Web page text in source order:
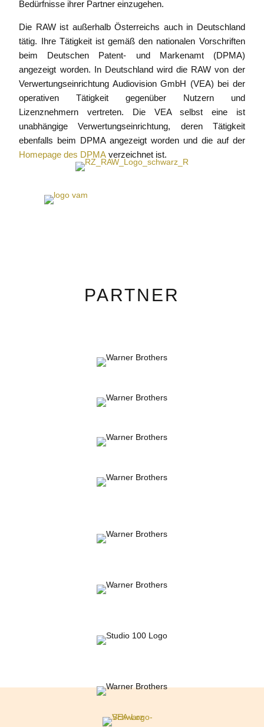
Bedürfnisse ihrer Partner einzugehen.
Die RAW ist außerhalb Österreichs auch in Deutschland
tätig. Ihre Tätigkeit ist gemäß den nationalen Vorschriften
beim Deutschen Patent- und Markenamt (DPMA)
angezeigt worden. In Deutschland wird die RAW von der
Verwertungseinrichtung Audiovision GmbH (VEA) bei der
operativen Tätigkeit gegenüber Nutzern und
Lizenznehmern vertreten. Die VEA selbst eine ist
unabhängige Verwertungseinrichtung, deren Tätigkeit
ebenfalls beim DPMA angezeigt worden und die auf der
Homepage des DPMA verzeichnet ist.
PARTNER